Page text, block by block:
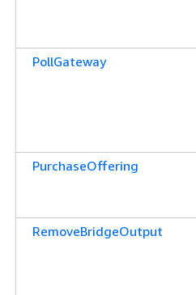
PollGateway
PurchaseOffering
RemoveBridgeOutput